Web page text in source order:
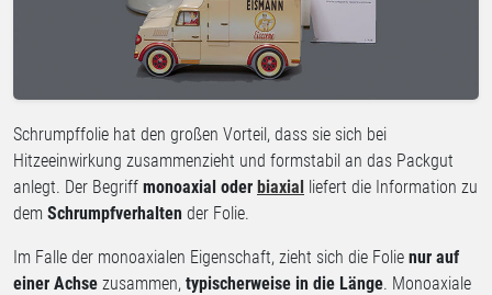
Schrumpffolie hat den großen Vorteil, dass sie sich bei
Hitzeeinwirkung zusammenzieht und formstabil an das Packgut
anlegt. Der Begriff monoaxial oder biaxial liefert die Information zu
dem Schrumpfverhalten der Folie.
Im Falle der monoaxialen Eigenschaft, zieht sich die Folie nur auf
einer Achse zusammen, typischerweise in die Länge. Monoaxiale